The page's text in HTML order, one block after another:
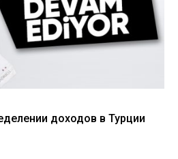
доходов в Турции